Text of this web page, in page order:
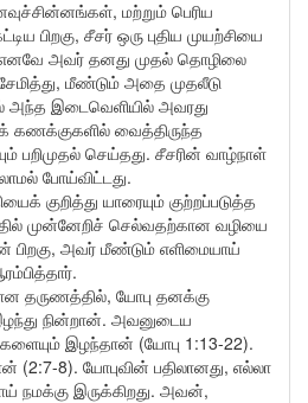
மற்றும் பெரிய
பிறகு, சீசர் ஒரு புதிய முயற்சியை
எனவே அவர் தனது முதல் தொழிலை
மீண்டும் அதை முதலீடு
அந்த இடைவெளியில் அவரது
கணக்குகளில் வைத்திருந்த
செய்தது. சீசரின் வாழ்நாள்
போய்விட்டது.
குறித்து யாரையும் குற்றப்படுத்த
முன்னேறிச் செல்வதற்கான வழியை
அவர் மீண்டும் எளிமையாய்
தருணத்தில், யோபு தனக்கு
நின்றான். அவனுடைய
இழந்தான் (யோபு 1:13-22).
8). யோபுவின் பதிலானது, எல்லா
நமக்கு இருக்கிறது. அவன்,